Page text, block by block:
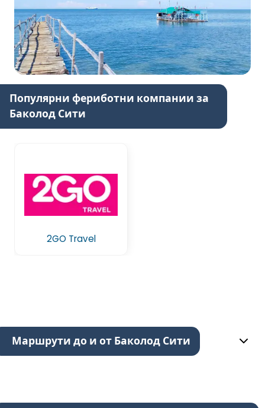
Популярни фериботни компании за
Баколод Сити
2GO Travel
Маршрути до и от Баколод Сити